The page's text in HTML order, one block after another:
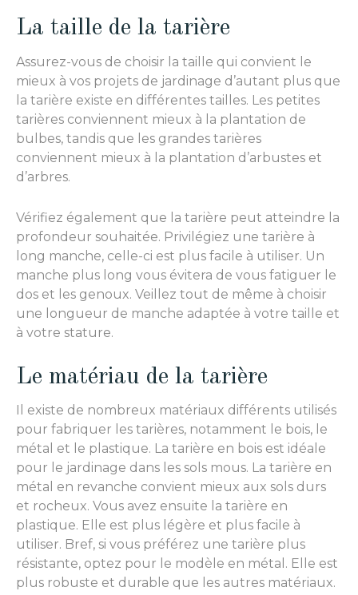
La taille de la tarière
Assurez-vous de choisir la taille qui convient le
mieux à vos projets de jardinage d’autant plus que
la tarière existe en différentes tailles. Les petites
tarières conviennent mieux à la plantation de
bulbes, tandis que les grandes tarières
conviennent mieux à la plantation d’arbustes et
d’arbres.
Vérifiez également que la tarière peut atteindre la
profondeur souhaitée. Privilégiez une tarière à
long manche, celle-ci est plus facile à utiliser. Un
manche plus long vous évitera de vous fatiguer le
dos et les genoux. Veillez tout de même à choisir
une longueur de manche adaptée à votre taille et
à votre stature.
Le matériau de la tarière
Il existe de nombreux matériaux différents utilisés
pour fabriquer les tarières, notamment le bois, le
métal et le plastique. La tarière en bois est idéale
pour le jardinage dans les sols mous. La tarière en
métal en revanche convient mieux aux sols durs
et rocheux. Vous avez ensuite la tarière en
plastique. Elle est plus légère et plus facile à
utiliser. Bref, si vous préférez une tarière plus
résistante, optez pour le modèle en métal. Elle est
plus robuste et durable que les autres matériaux.